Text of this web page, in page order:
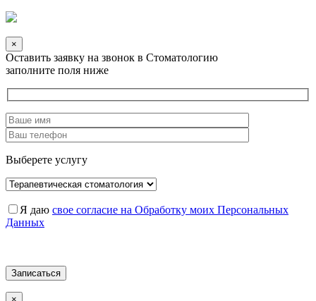
×
Оставить заявку на звонок в Стоматологию
заполните поля ниже
Выберете услугу
Я даю свое согласие на Обработку моих Персональных
Данных